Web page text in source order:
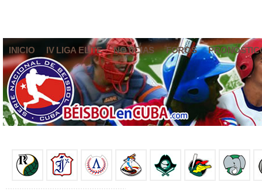
INICIO IV LIGA ELITE NOTICIAS FOROS